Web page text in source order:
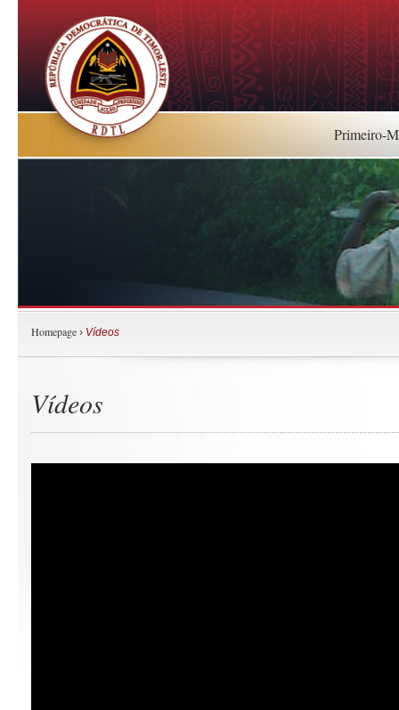
Primeiro-
Homepage › Vídeos
Vídeos